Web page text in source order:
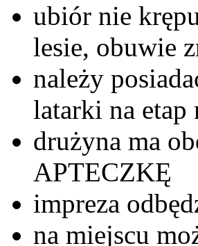
ubiór nie
lesie, obuwie
należy
latarki na
drużyna ma
APTECZKĘ
impreza
na miejscu